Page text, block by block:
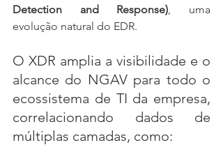
Detection and Response), uma
evolução natural do EDR.
O XDR amplia a visibilidade e o
alcance do NGAV para todo o
ecossistema de TI da empresa,
correlacionando dados de
múltiplas camadas, como: